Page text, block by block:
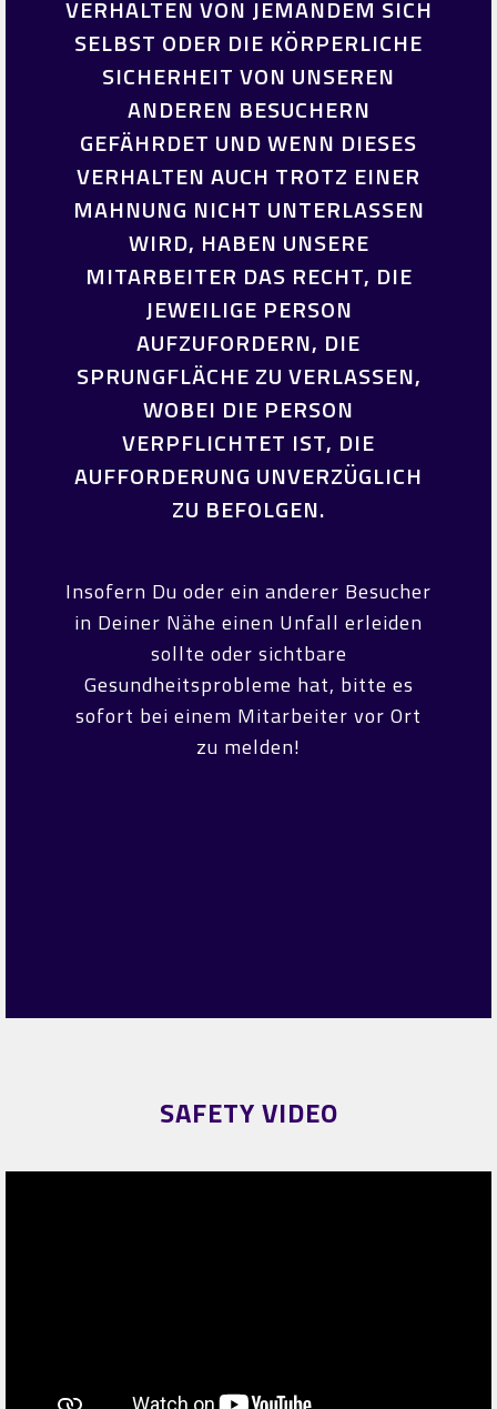
VERHALTEN VON JEMANDEM SICH
SELBST ODER DIE KÖRPERLICHE
SICHERHEIT VON UNSEREN
ANDEREN BESUCHERN
GEFÄHRDET UND WENN DIESES
VERHALTEN AUCH TROTZ EINER
MAHNUNG NICHT UNTERLASSEN
WIRD, HABEN UNSERE
MITARBEITER DAS RECHT, DIE
JEWEILIGE PERSON
AUFZUFORDERN, DIE
SPRUNGFLÄCHE ZU VERLASSEN,
WOBEI DIE PERSON
VERPFLICHTET IST, DIE
AUFFORDERUNG UNVERZÜGLICH
ZU BEFOLGEN.
Insofern Du oder ein anderer Besucher
in Deiner Nähe einen Unfall erleiden
sollte oder sichtbare
Gesundheitsprobleme hat, bitte es
sofort bei einem Mitarbeiter vor Ort
zu melden!
SAFETY VIDEO